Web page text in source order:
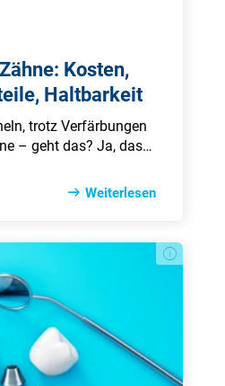
Kosten,
Haltbarkeit
trotz Verfärbungen
– geht das? Ja, das
ihren Preis. UnserWeiterlesen